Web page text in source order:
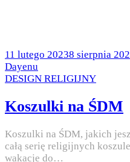
Posted
on
11 lutego 20238 sierpnia
by
Dayenu
Posted
DESIGN RELIGIJNY
Koszulki na ŚDM
Koszulki na ŚDM, jakich
całą serię religijnych
wakacje do…